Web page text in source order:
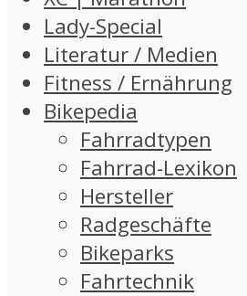
Lady-Special
Literatur / Medien
Fitness / Ernährung
Bikepedia
Fahrradtypen
Fahrrad-Lexikon
Hersteller
Radgeschäfte
Bikeparks
Fahrtechnik